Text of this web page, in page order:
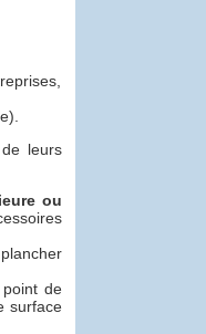
leurs
ou
de
surface